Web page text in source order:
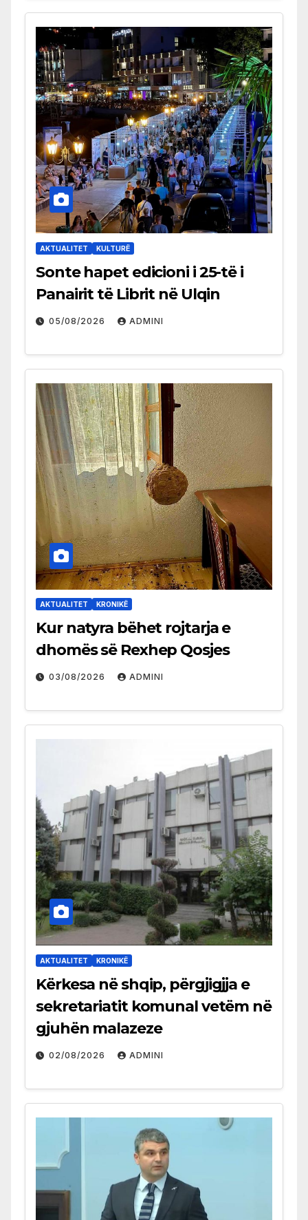
AKTUALITET KULTURË
Sonte hapet edicioni i 25-të i
Panairit të Librit në Ulqin
05/08/2026 ADMINI
AKTUALITET KRONIKË
Kur natyra bëhet rojtarja e
dhomës së Rexhep Qosjes
03/08/2026 ADMINI
AKTUALITET KRONIKË
Kërkesa në shqip, përgjigjja e
sekretariatit komunal vetëm në
gjuhën malazeze
02/08/2026 ADMINI